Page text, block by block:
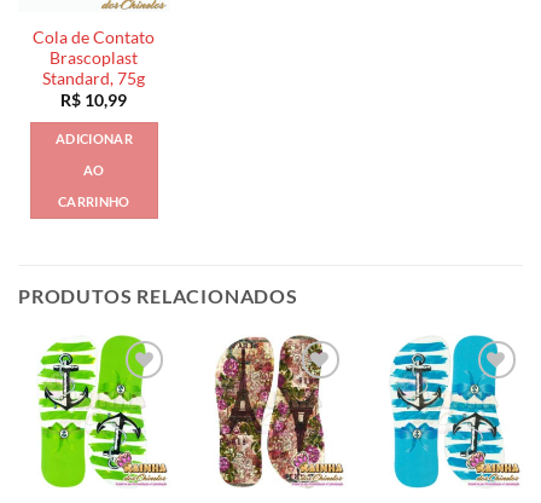
Cola de Contato
Brascoplast
Standard, 75g
R$ 10,99
ADICIONAR
AO
CARRINHO
PRODUTOS RELACIONADOS